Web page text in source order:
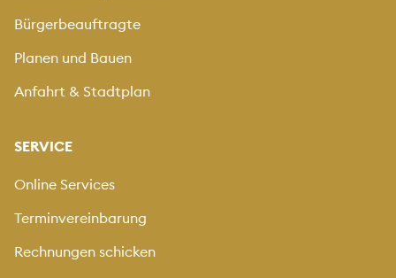
Bürgerbeauftragte
Planen und Bauen
Anfahrt & Stadtplan
SERVICE
Online Services
Terminvereinbarung
Rechnungen schicken